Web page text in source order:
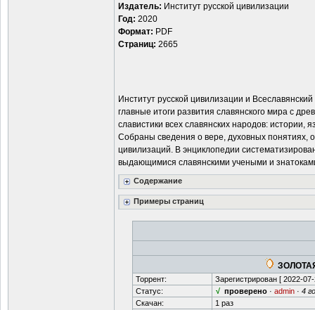
Издатель: Институт русской цивилизации
Год: 2020
Формат: PDF
Страниц: 2665
Институт русской цивилизации и
главные итоги развития славянского мира с
славистики всех славянских народов: истории,
Собраны сведения о вере, духовных
цивилизаций. В энциклопедии
выдающимися славянскими учеными и
Содержание
Примеры страниц
Торрент: Зарегистрирован [ 2022-
Статус:
√ проверено · admin · 4
Скачан:
1 раз